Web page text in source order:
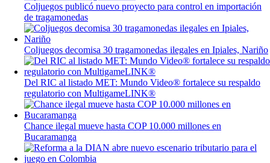
Coljuegos publicó nuevo proyecto para control en importación
de tragamonedas
Coljuegos decomisa 30 tragamonedas ilegales en Ipiales, Nariño
Del RIC al listado MET: Mundo Video® fortalece su respaldo
regulatorio con MultigameLINK®
Chance ilegal mueve hasta COP 10.000 millones en
Bucaramanga